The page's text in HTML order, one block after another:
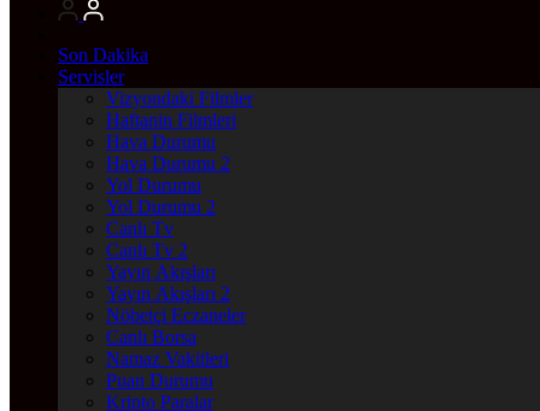
Son Dakika
Servisler
Vizyondaki Filmler
Haftanin Filmleri
Hava Durumu
Hava Durumu 2
Yol Durumu
Yol Durumu 2
Canlı Tv
Canlı Tv 2
Yayın Akışları
Yayın Akışları 2
Nöbetçi Eczaneler
Canlı Borsa
Namaz Vakitleri
Puan Durumu
Kripto Paralar